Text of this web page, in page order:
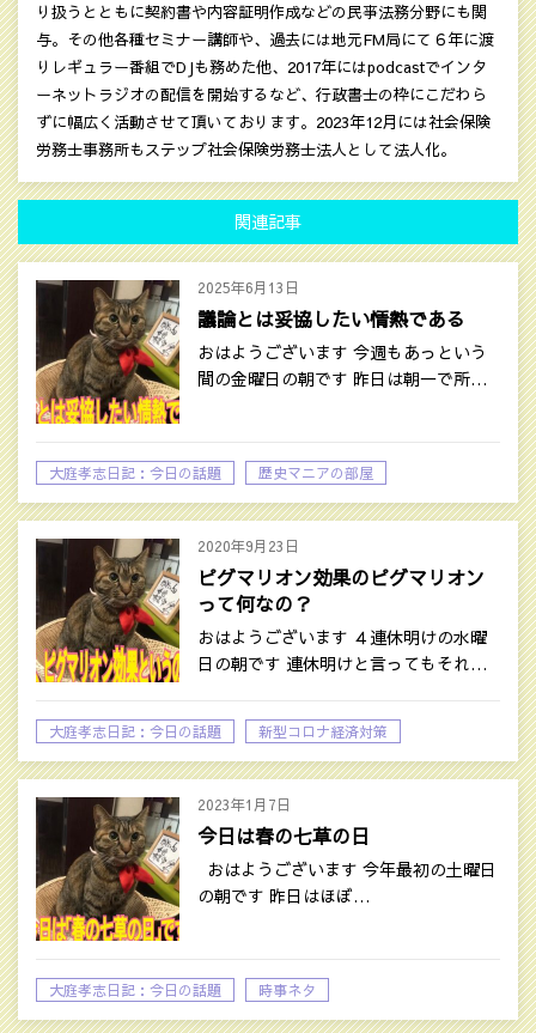
り扱うとともに契約書や内容証明作成などの民亊法務分野にも関
与。その他各種セミナー講師や、過去には地元FM局にて６年に渡
りレギュラー番組でDJも務めた他、2017年にはpodcastでインタ
ーネットラジオの配信を開始するなど、行政書士の枠にこだわら
ずに幅広く活動させて頂いております。2023年12月には社会保険
労務士事務所もステップ社会保険労務士法人として法人化。
関連記事
2025年6月13日
議論とは妥協したい情熱である
おはようございます 今週もあっという
間の金曜日の朝です 昨日は朝一で所…
大庭孝志日記：今日の話題 歴史マニアの部屋
2020年9月23日
ピグマリオン効果のピグマリオン
って何なの？
おはようございます ４連休明けの水曜
日の朝です 連休明けと言ってもそれ…
大庭孝志日記：今日の話題
新型コロナ経済対策
自己啓発系の話題
2023年1月7日
今日は春の七草の日
おはようございます 今年最初の土曜日
の朝です 昨日はほぼ…
大庭孝志日記：今日の話題 時事ネタ